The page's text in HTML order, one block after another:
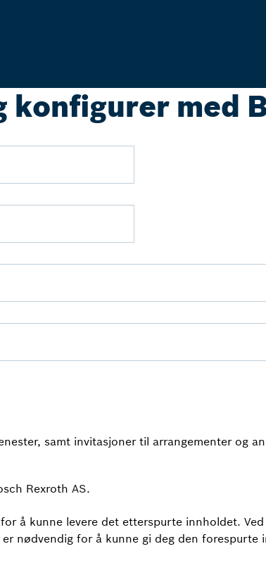
konfigurer med
samt invitasjoner til arrangementer og
Rexroth AS.
å kunne levere det etterspurte innholdet.
nødvendig for å kunne gi deg den forespurte